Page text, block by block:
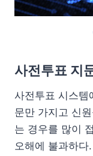
사전투표 지
사전투표 시스템
문만 가지고 신
는 경우를 많이
오해에 불과하다